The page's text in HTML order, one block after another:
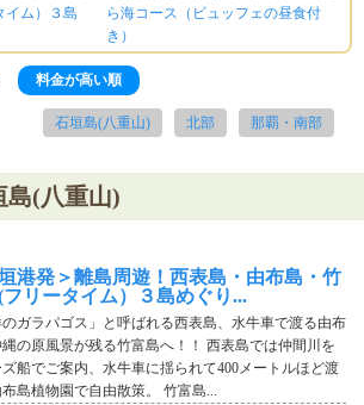
イム）３島
ら海コース（ビュッフェの昼食付
き）
料金が高い順
石垣島(八重山) 北部 那覇・南部
島(八重山)
港発＞離島周遊！西表島・由布島・竹
リータイム）３島めぐり...
のガラパゴス」と呼ばれる西表島、水牛車で渡る由布
の原風景が残る竹富島へ！！ 西表島では仲間川を
船でご案内、水牛車に揺られて400メートルほど渡
布島植物園で自由散策。 竹富島...